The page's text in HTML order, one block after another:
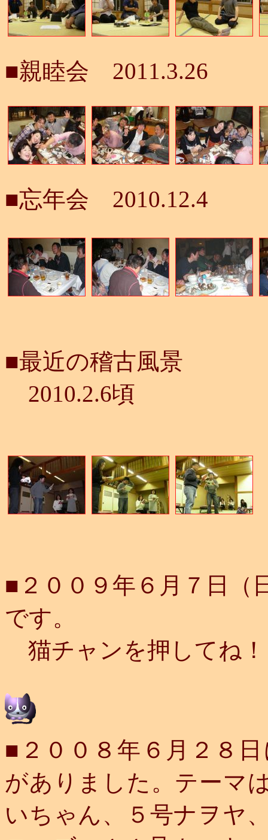
■親睦会 2011.3.26
■忘年会 2010.12.4
■最近の稽古風景
2010.2.6頃
■２００９年６月７日（
です。
猫チャンを押してね！
■２００８年６月２８
がありました。テーマ
いちゃん、５号